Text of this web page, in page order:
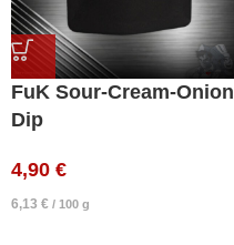
FuK Sour-Cream-Onion
Dip
4,90 €
6,13 € / 100 g